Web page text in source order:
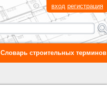
вход регистрация
Словарь строительных терминов